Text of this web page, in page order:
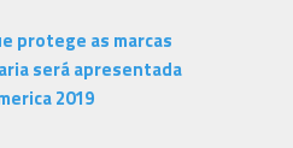
protege as marcas
será apresentada
2019